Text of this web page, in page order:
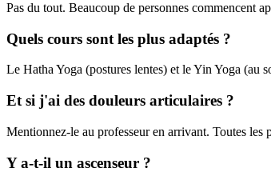
Pas du tout. Beaucoup de personnes commencent
Quels cours sont les plus adaptés ?
Le Hatha Yoga (postures lentes) et le Yin Yoga (au
Et si j'ai des douleurs articulaires ?
Mentionnez-le au professeur en arrivant. Toutes les
Y a-t-il un ascenseur ?